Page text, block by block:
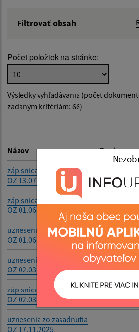
Filtrovať obsah
Popis:
Dátum zverejnenia od:
Počet položiek na stránke:
Výsledky vyhľadávania (počet
zadaným kritériám: 66)
Názov Popis
zápisnica zo zasadnutia
OZ 13.07.2026
zápisnica zo zasadnutia
OZ 01.06.2026
uznesenia zo zasadnutia
OZ 01.06.2026
-
uznesenia zo zasadnutia
OZ 02.03.2026
-
zápisnica zo zasadnutia
OZ 02.03.2026
-
uznesenia zo zasadnutia
OZ 17.11.2025
-